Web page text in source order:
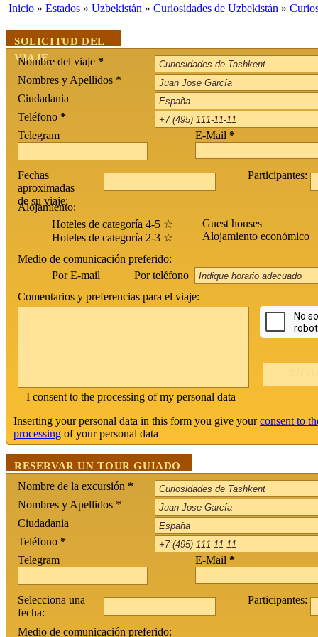
Inicio » Estados » Uzbekistán » Curiosidades de Uzbekistán »
SOLICITUD DEL
VIAJE
Nombre del viaje *
Nombres y Apellidos *
Ciudadania
Teléfono *
Telegram
E-Mail *
Fechas
aproximadas
de su viaje:
Participantes:
Alojamiento:
Hoteles de categoría 4-5 ☆
Hoteles de categoría 2-3 ☆
Guest houses
Alojamiento económico
Medio de comunicación preferido:
Por E-mail
Por teléfono
Comentarios y preferencias para el viaje:
I consent to the processing of my personal data
Inserting your personal data in this form you give yourconsent to
processing of your personal data
RESERVAR UN TOUR GUIADO
Nombre de la excursión *
Nombres y Apellidos *
Ciudadania
Teléfono *
Telegram
E-Mail *
Selecciona una
fecha:
Participantes:
Medio de comunicación preferido: